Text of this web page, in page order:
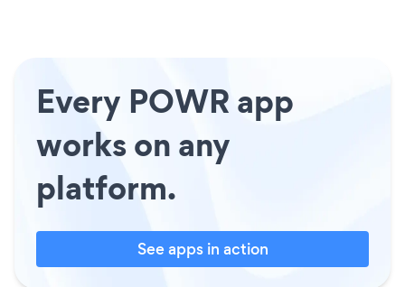
Every POWR app
works on any
platform.
See apps in action